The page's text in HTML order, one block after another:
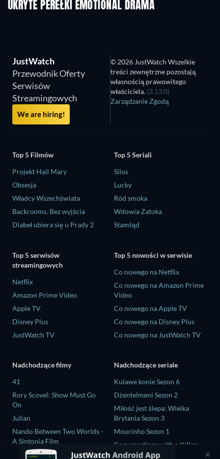
UKRYTE PEREŁKI EMOTIONAL DRAMA
TV
JustWatch
Przewodnik Oferty
Serwisów
Streamingowych
We are hiring!
© 2026 JustWatch Wszelkie
treści zewnętrzne pozostają
własnością prawowitego
właściciela. (3.13.0)
Zarządzanie Zgodą
Top 5 Filmów
Projekt Hail Mary
Obsesja
Władcy Wszechświata
Backrooms. Bez wyjścia
Diabeł ubiera się u Prady 2
Top 5 Seriali
Silos
Lucky
Ród smoka
Wdowia Zatoka
Stamtąd
Top 5 serwisów
streamingowych
Netflix
Amazon Prime Video
Apple TV
Disney Plus
JustWatch TV
Top 5 nowości w serwisie
Co nowego na Netflix
Co nowego na Amazon Prime
Video
Co nowego na Apple TV
Co nowego na Disney Plus
Co nowego na JustWatch TV
Nadchodzące filmy
41
Rory Scovel: Show Must Go
On
Julian
Nando Between Two Worlds -
A Sintonia Film
MLB Field of Dreams: Phillies
Nadchodzące seriale
Kulawe konie Sezon 6
Dżentelmeni Sezon 2
Miłość jest ślepa: Wielka
Brytania Sezon 3
Mourinho Sezon 1
Conversations with a Killer:
The Charles Manson Tapes